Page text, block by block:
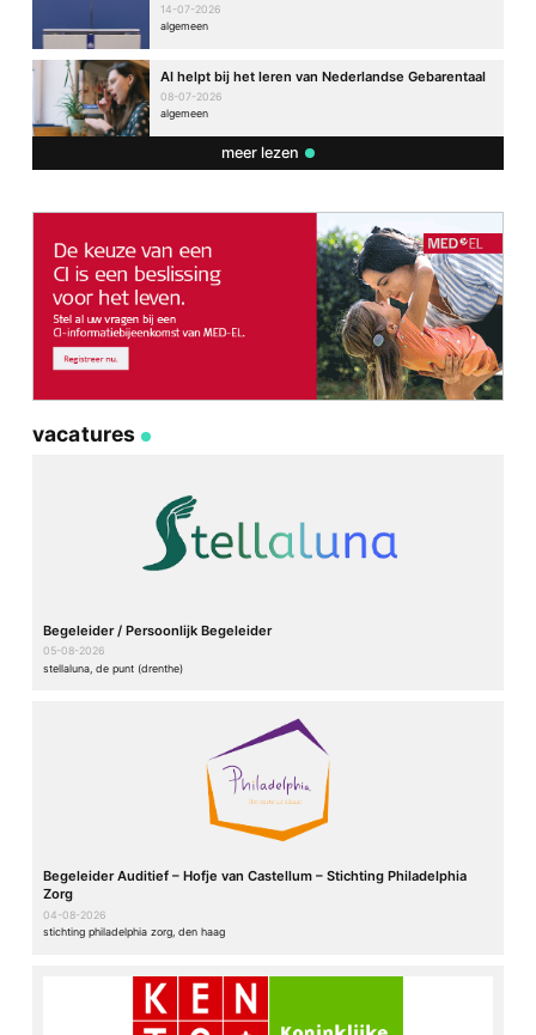
14-07-2026
algemeen
AI helpt bij het leren van Nederlandse Gebarentaal
08-07-2026
algemeen
meer lezen
vacatures
Begeleider / Persoonlijk Begeleider
05-08-2026
stellaluna, de punt (drenthe)
Begeleider Auditief – Hofje van Castellum – Stichting Philadelphia
Zorg
04-08-2026
stichting philadelphia zorg, den haag